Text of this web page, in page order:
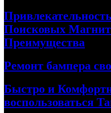
Поисковых
Преимущества
Ремонт бампера
Быстро и
воспользоваться